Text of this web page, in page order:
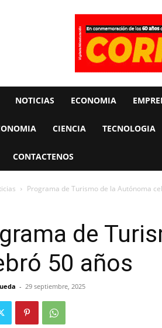
Rueda
La
Economia
NOTICIAS ECONOMIA
CIENCIA TECNOLOGIA
CONTACTENOS
Programa de Turismo de la Autónoma
de
50 años
- 29 septiembre, 2025